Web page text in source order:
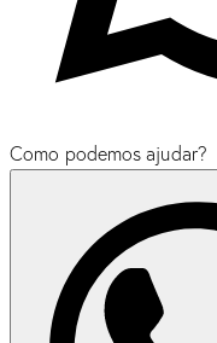
Como podemos ajudar?